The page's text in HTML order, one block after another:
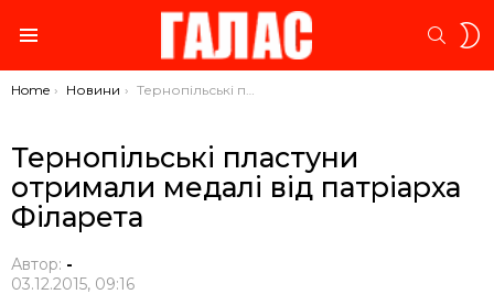
You are here:
Home Новини Тернопільські пластуни отримали медалі від патріарха Філарета
Тернопільські пластуни
отримали медалі від патріарха
Філарета
Автор: -
03.12.2015, 09:16